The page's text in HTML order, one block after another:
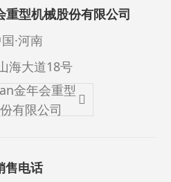
型机械股份有限公司
·河南
海大道18号
金年会重型
有限公司
售电话